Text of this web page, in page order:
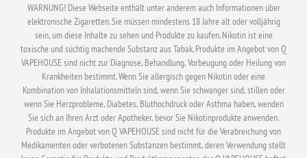
WARNUNG! Diese Webseite enthält unter anderem auch Informationen über
elektronische Zigaretten. Sie müssen mindestens 18 Jahre alt oder volljährig
sein, um diese Inhalte zu sehen und Produkte zu kaufen. Nikotin ist eine
toxische und süchtig machende Substanz aus Tabak. Produkte im Angebot von Q
VAPEHOUSE sind nicht zur Diagnose, Behandlung, Vorbeugung oder Heilung von
Krankheiten bestimmt. Wenn Sie allergisch gegen Nikotin oder eine
Kombination von Inhalationsmitteln sind, wenn Sie schwanger sind, stillen oder
wenn Sie Herzprobleme, Diabetes, Bluthochdruck oder Asthma haben, wenden
Sie sich an Ihren Arzt oder Apotheker, bevor Sie Nikotinprodukte anwenden.
Produkte im Angebot von Q VAPEHOUSE sind nicht für die Verabreichung von
Medikamenten oder verbotenen Substanzen bestimmt, deren Verwendung stellt